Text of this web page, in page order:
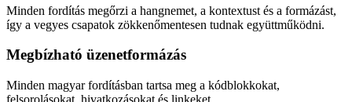
Minden fordítás megőrzi a hangnemet, a kontextust és a formázást,
így a vegyes csapatok zökkenőmentesen tudnak együttműködni.
Megbízható üzenetformázás
Minden magyar fordításban tartsa meg a kódblokkokat,